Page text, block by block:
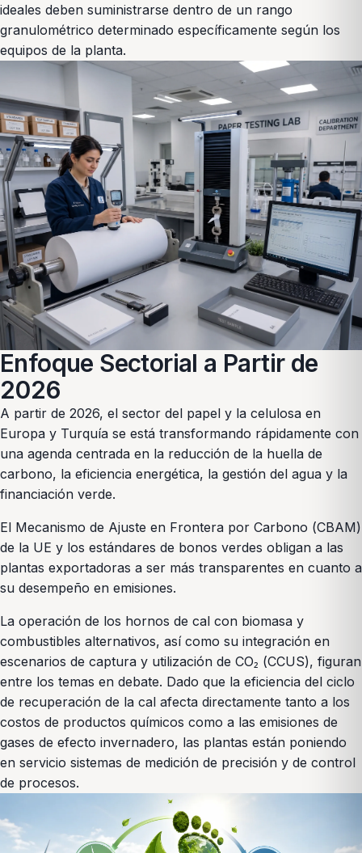
ideales deben suministrarse dentro de un rango
granulométrico determinado específicamente según los
equipos de la planta.
Enfoque Sectorial a Partir de
2026
A partir de 2026, el sector del papel y la celulosa en
Europa y Turquía se está transformando rápidamente con
una agenda centrada en la reducción de la huella de
carbono, la eficiencia energética, la gestión del agua y la
financiación verde.
El Mecanismo de Ajuste en Frontera por Carbono (CBAM)
de la UE y los estándares de bonos verdes obligan a las
plantas exportadoras a ser más transparentes en cuanto a
su desempeño en emisiones.
La operación de los hornos de cal con biomasa y
combustibles alternativos, así como su integración en
escenarios de captura y utilización de CO₂ (CCUS), figuran
entre los temas en debate. Dado que la eficiencia del ciclo
de recuperación de la cal afecta directamente tanto a los
costos de productos químicos como a las emisiones de
gases de efecto invernadero, las plantas están poniendo
en servicio sistemas de medición de precisión y de control
de procesos.